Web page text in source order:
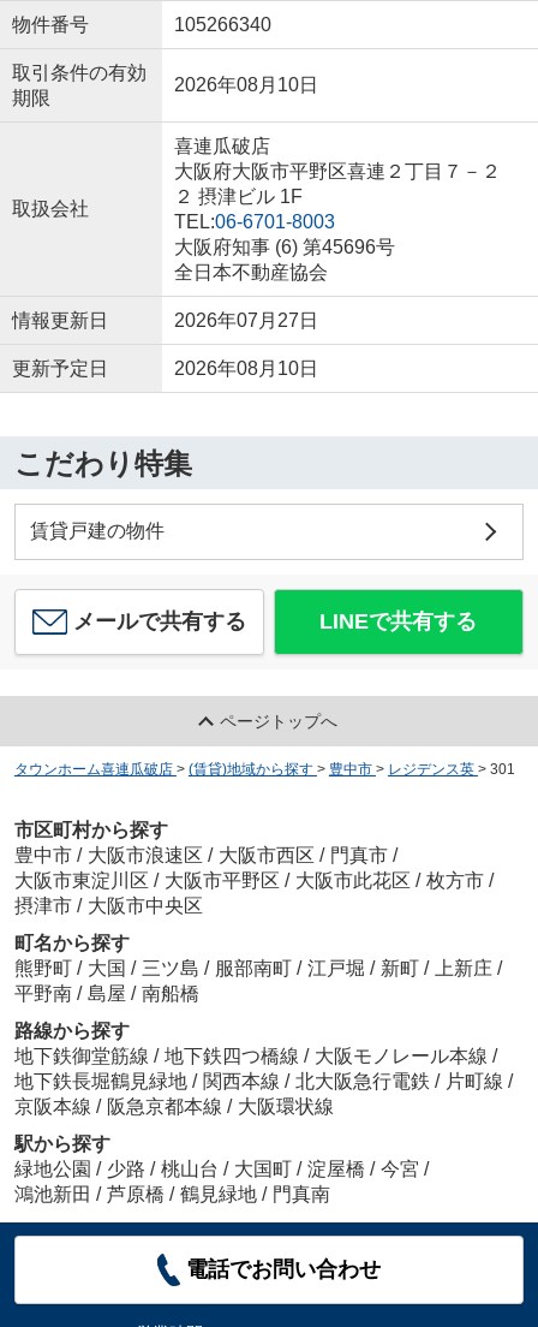
物件番号 105266340
取引条件の有効
期限
2026年08月10日
取扱会社
喜連瓜破店
大阪府大阪市平野区喜連２丁目７－２
２ 摂津ビル 1F
TEL:06-6701-8003
大阪府知事 (6) 第45696号
全日本不動産協会
情報更新日 2026年07月27日
更新予定日 2026年08月10日
こだわり特集
賃貸戸建の物件
メールで共有する LINEで共有する
ページトップへ
タウンホーム喜連瓜破店 > (賃貸)地域から探す > 豊中市 > レジデンス英 > 301
市区町村から探す
豊中市 / 大阪市浪速区 / 大阪市西区 / 門真市 /
大阪市東淀川区 / 大阪市平野区 / 大阪市此花区 / 枚方市 /
摂津市 / 大阪市中央区
町名から探す
熊野町 / 大国 / 三ツ島 / 服部南町 / 江戸堀 / 新町 / 上新庄 /
平野南 / 島屋 / 南船橋
路線から探す
地下鉄御堂筋線 / 地下鉄四つ橋線 / 大阪モノレール本線 /
地下鉄長堀鶴見緑地 / 関西本線 / 北大阪急行電鉄 / 片町線 /
京阪本線 / 阪急京都本線 / 大阪環状線
駅から探す
緑地公園 / 少路 / 桃山台 / 大国町 / 淀屋橋 / 今宮 /
鴻池新田 / 芦原橋 / 鶴見緑地 / 門真南
電話でお問い合わせ